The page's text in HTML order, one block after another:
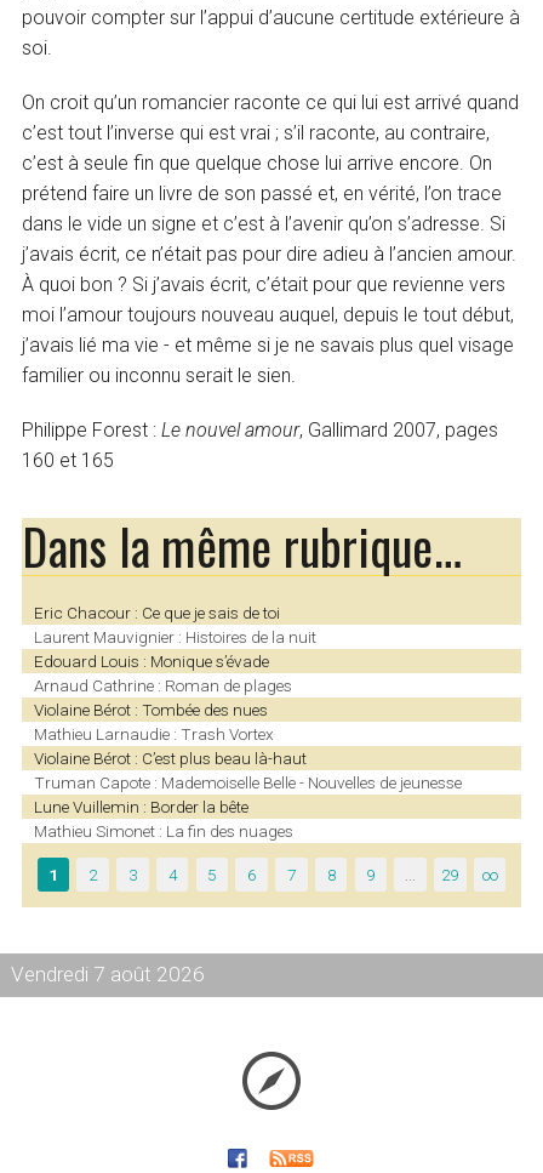
pouvoir compter sur l’appui d’aucune certitude extérieure à
soi.
On croit qu’un romancier raconte ce qui lui est arrivé quand
c’est tout l’inverse qui est vrai ; s’il raconte, au contraire,
c’est à seule fin que quelque chose lui arrive encore. On
prétend faire un livre de son passé et, en vérité, l’on trace
dans le vide un signe et c’est à l’avenir qu’on s’adresse. Si
j’avais écrit, ce n’était pas pour dire adieu à l’ancien amour.
À quoi bon ? Si j’avais écrit, c’était pour que revienne vers
moi l’amour toujours nouveau auquel, depuis le tout début,
j’avais lié ma vie - et même si je ne savais plus quel visage
familier ou inconnu serait le sien.
Philippe Forest :Le nouvel amour, Gallimard 2007, pages
160 et 165
Dans la même rubrique…
Eric Chacour : Ce que je sais de toi
Laurent Mauvignier : Histoires de la nuit
Edouard Louis : Monique s’évade
Arnaud Cathrine : Roman de plages
Violaine Bérot : Tombée des nues
Mathieu Larnaudie : Trash Vortex
Violaine Bérot : C’est plus beau là-haut
Truman Capote : Mademoiselle Belle - Nouvelles de jeunesse
Lune Vuillemin : Border la bête
Mathieu Simonet : La fin des nuages
1 2 3 4 5 6 7 8 9 … 29 ∞
Vendredi 7 août 2026